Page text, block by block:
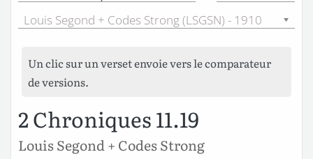
Louis Segond + Codes Strong (LSGSN) - 1910
Un clic sur un verset envoie vers le comparateur
de versions.
2 Chroniques 11.19
Louis Segond + Codes Strong